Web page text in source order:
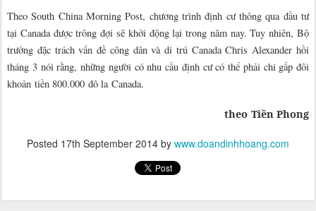
Theo South China Morning Post, chương trình định cư thông qua đầu tư
tại Canada được trông đợi sẽ khởi động lại trong năm nay. Tuy nhiên, Bộ
trưởng đặc trách vấn đề công dân và di trú Canada Chris Alexander hồi
tháng 3 nói rằng, những người có nhu cầu định cư có thể phải chi gấp đôi
khoản tiền 800.000 đô la Canada.
theo Tiền Phong
Posted 17th September 2014 by www.doandinhhoang.com